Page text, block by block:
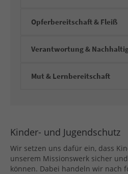
Opferbereitschaft & Fleiß
Verantwortung &
Mut & Lernbereitschaft
Kinder- und Jugendschutz
Wir setzen uns dafür ein, dass
unserem Missionswerk sicher
können. Dabei handeln wir nach